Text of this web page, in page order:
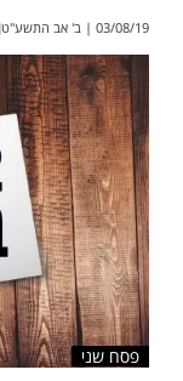
ליום יג'
מצה רכה?
שלח לחבר